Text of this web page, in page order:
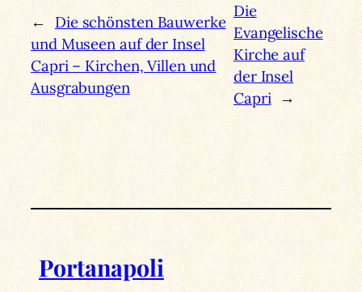
←
Die schönsten Bauwerke
und Museen auf der Insel
Capri – Kirchen, Villen und
Ausgrabungen
Die
Evangelische
Kirche auf
der Insel
Capri →
Portanapoli